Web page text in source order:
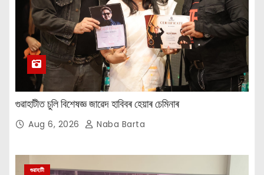
গুৱাহাটীত চুলি বিশেষজ্ঞ জাৱেদ হাবিবৰ হেয়াৰ চেমিনাৰ
Aug 6, 2026 Naba Barta
গুৱাহাটী